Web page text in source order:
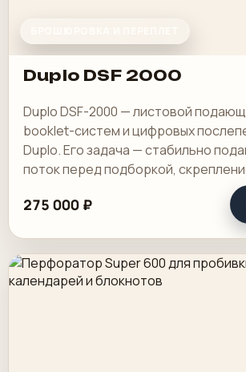
Duplo DSF 2000
Duplo DSF-2000 — листовой
booklet-систем и цифровых
Duplo. Его задача — стабильно
поток перед подборкой,
275 000 ₽